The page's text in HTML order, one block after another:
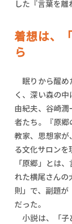
した『言葉を離
着想は、
ら
眠りから醒め
く、深い森の
由紀夫、谷崎
者たち。『原
教家、思想家
る文化サロンを
「原郷」とは
れた横尾さん
則」で、副題が
だった。
小説は、「子